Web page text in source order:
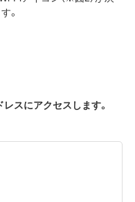
。
スにアクセスします。